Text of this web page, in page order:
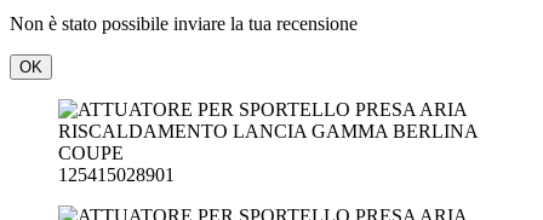
Non è stato possibile inviare la tua recensione
OK
125415028901